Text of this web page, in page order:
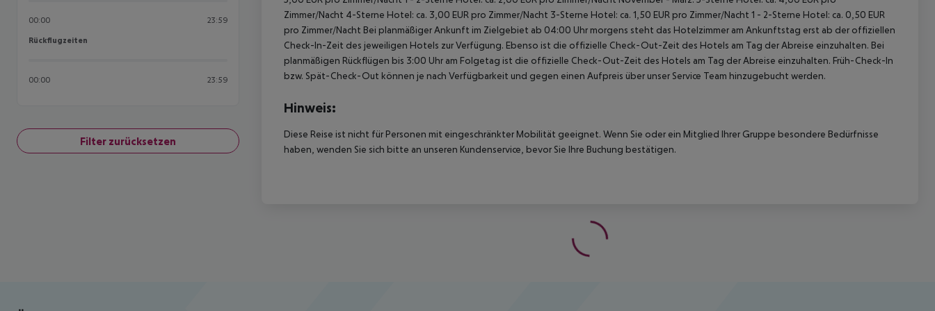
00:00 23:59
Rückflugzeiten
Rückflugzeiten
00:00 23:59
Filter zurücksetzen
Zimmer/Nacht 4-Sterne Hotel: ca. 3,00 EUR pro Zimmer/Nacht 3-Sterne Hotel: ca. 1,50 EUR pro Zimmer/Nacht 1 - 2-Sterne Hotel: ca. 0,50 EUR
pro Zimmer/Nacht Bei planmäßiger Ankunft im Zielgebiet ab 04:00 Uhr morgens steht das Hotelzimmer am Ankunftstag erst ab der offiziellen
Check-In-Zeit des jeweiligen Hotels zur Verfügung. Ebenso ist die offizielle Check-Out-Zeit des Hotels am Tag der Abreise einzuhalten. Bei
planmäßigen Rückflügen bis 3:00 Uhr am Folgetag ist die offizielle Check-Out-Zeit des Hotels am Tag der Abreise einzuhalten. Früh-Check-In
bzw. Spät-Check-Out können je nach Verfügbarkeit und gegen einen Aufpreis über unser Service Team hinzugebucht werden.
Hinweis:
Diese Reise ist nicht für Personen mit eingeschränkter Mobilität geeignet. Wenn Sie oder ein Mitglied Ihrer Gruppe besondere Bedürfnisse
haben, wenden Sie sich bitte an unseren Kundenservice, bevor Sie Ihre Buchung bestätigen.